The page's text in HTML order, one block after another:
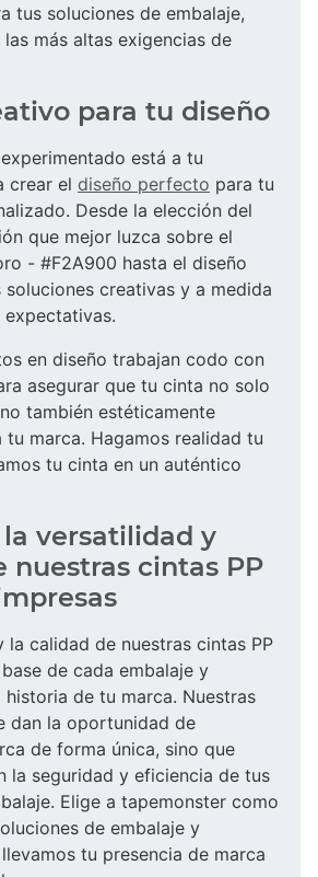
tus soluciones de embalaje,
más altas exigencias de
para tu diseño
está a tu
crear el diseño perfecto para tu
Desde la elección del
que mejor luzca sobre el
- #F2A900 hasta el diseño
creativas y a medida
expectativas.
en diseño trabajan codo con
asegurar que tu cinta no solo
también estéticamente
marca. Hagamos realidad tu
tu cinta en un auténtico
versatilidad y
nuestras cintas PP
la calidad de nuestras cintas PP
de cada embalaje y
de tu marca. Nuestras
dan la oportunidad de
de forma única, sino que
la seguridad y eficiencia de tus
Elige a tapemonster como
de embalaje y
tu presencia de marca